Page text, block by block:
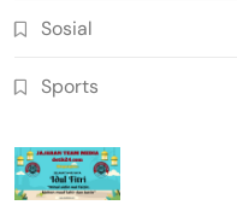
Sosial
Sports